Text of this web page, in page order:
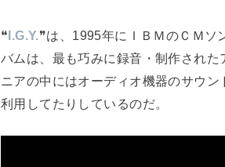
❝I.G.Y.❞は、1995年にＩＢＭのＣＭソ
バムは、最も巧みに録音・制作され
ニアの中にはオーディオ機器のサウ
利用してたりしているのだ。